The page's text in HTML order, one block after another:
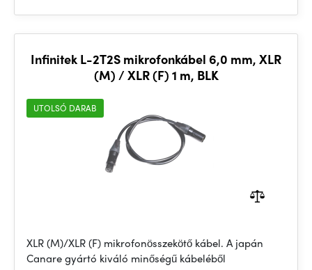
Infinitek L-2T2S mikrofonkábel 6,0 mm, XLR
(M) / XLR (F) 1 m, BLK
UTOLSÓ DARAB
XLR (M)/XLR (F) mikrofonösszekötő kábel. A japán
Canare gyártó kiváló minőségű kábeléből